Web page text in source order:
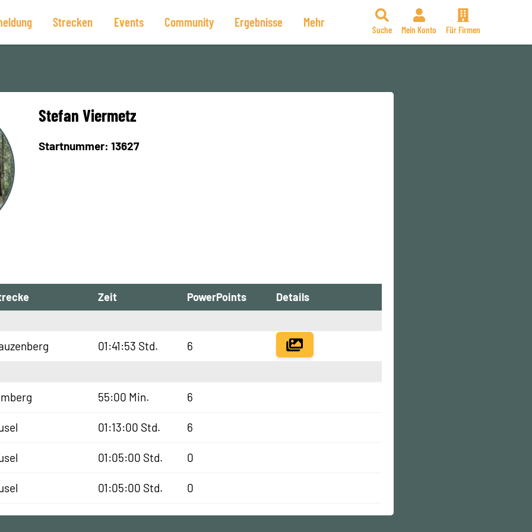
Strecken Events Community Ergebnisse Mehr
Suche Mein Konto Für Firmen
Stefan Viermetz
Startnummer: 13627
Zeit PowerPoints Details
01:41:53 Std. 6
55:00 Min. 6
01:13:00 Std. 6
01:05:00 Std. 0
01:05:00 Std. 0